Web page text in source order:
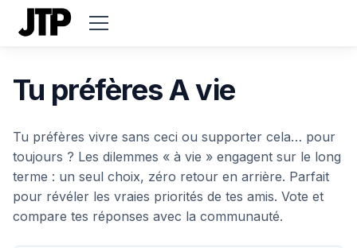
Tu préfères A vie
Tu préfères vivre sans ceci ou supporter cela… pour
toujours ? Les dilemmes « à vie » engagent sur le long
terme : un seul choix, zéro retour en arrière. Parfait
pour révéler les vraies priorités de tes amis. Vote et
compare tes réponses avec la communauté.